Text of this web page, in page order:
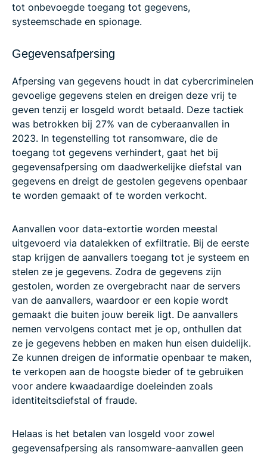
tot onbevoegde toegang tot gegevens,
systeemschade en spionage.
Gegevensafpersing
Afpersing van gegevens houdt in dat cybercriminelen
gevoelige gegevens stelen en dreigen deze vrij te
geven tenzij er losgeld wordt betaald. Deze tactiek
was betrokken bij 27% van de cyberaanvallen in
2023. In tegenstelling tot ransomware, die de
toegang tot gegevens verhindert, gaat het bij
gegevensafpersing om daadwerkelijke diefstal van
gegevens en dreigt de gestolen gegevens openbaar
te worden gemaakt of te worden verkocht.
Aanvallen voor data-extortie worden meestal
uitgevoerd via datalekken of exfiltratie. Bij de eerste
stap krijgen de aanvallers toegang tot je systeem en
stelen ze je gegevens. Zodra de gegevens zijn
gestolen, worden ze overgebracht naar de servers
van de aanvallers, waardoor er een kopie wordt
gemaakt die buiten jouw bereik ligt. De aanvallers
nemen vervolgens contact met je op, onthullen dat
ze je gegevens hebben en maken hun eisen duidelijk.
Ze kunnen dreigen de informatie openbaar te maken,
te verkopen aan de hoogste bieder of te gebruiken
voor andere kwaadaardige doeleinden zoals
identiteitsdiefstal of fraude.
Helaas is het betalen van losgeld voor zowel
gegevensafpersing als ransomware-aanvallen geen